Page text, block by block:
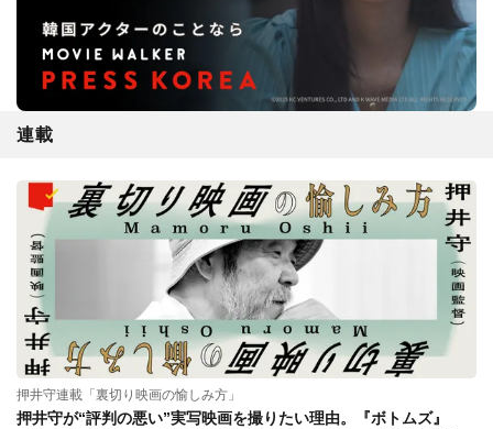
連載
押井守連載「裏切り映画の愉しみ方」
押井守が“評判の悪い”実写映画を撮りたい理由。『ボトムズ』